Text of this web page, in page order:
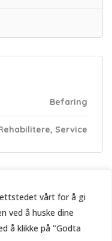
vårt for å gi
ved å huske dine
å klikke på "Godta
Befaring
Service